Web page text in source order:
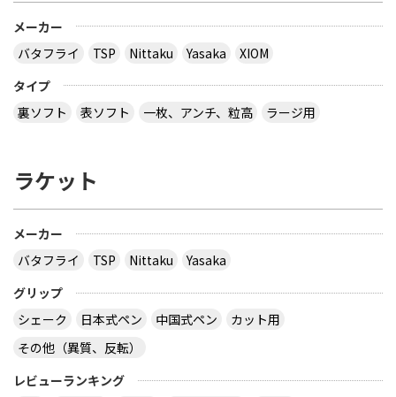
メーカー
バタフライ
TSP Nittaku Yasaka
XIOM
タイプ
裏ソフト
表ソフト 一枚、アンチ、粒高 ラージ用
ラケット
メーカー
バタフライ
TSP Nittaku
Yasaka
グリップ
シェーク
日本式ペン 中国式ペン
カット用
その他（異質、反転）
レビューランキング